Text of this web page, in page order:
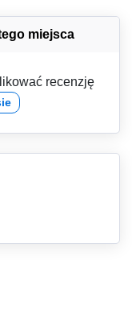
miejsca
recenzję